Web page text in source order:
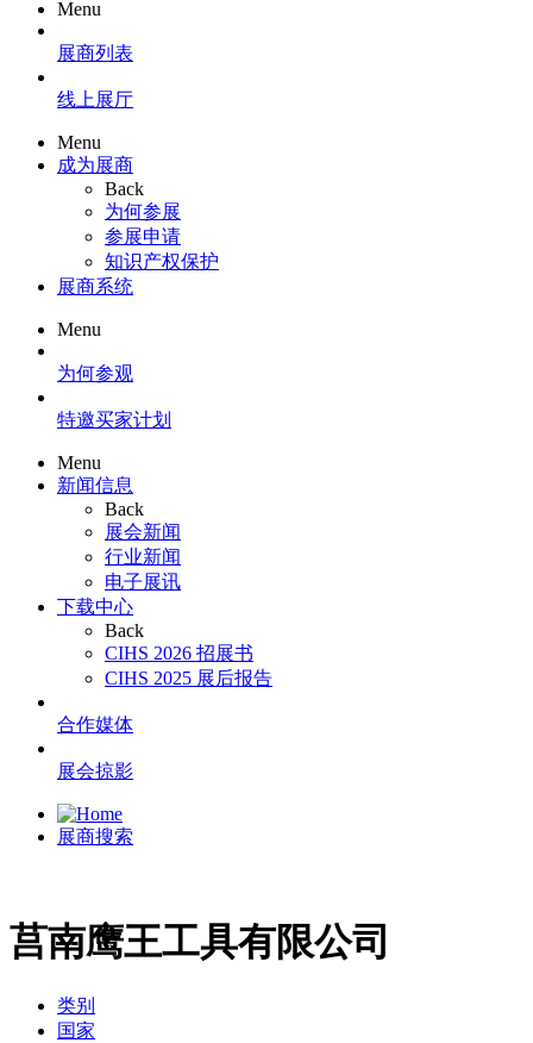
Menu
展商列表
线上展厅
Menu
成为展商
Back
为何参展
参展申请
知识产权保护
展商系统
Menu
为何参观
特邀买家计划
Menu
新闻信息
Back
展会新闻
行业新闻
电子展讯
下载中心
Back
CIHS 2026 招展书
CIHS 2025 展后报告
合作媒体
展会掠影
展商搜索
莒南鹰王工具有限公司
类别
国家